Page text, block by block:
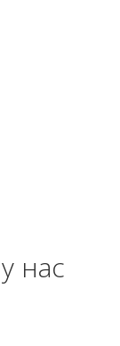
нас